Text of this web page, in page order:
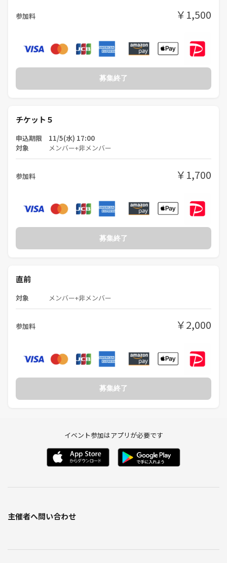
参加料 ￥1,500
募集終了
チケット５
申込期限 11/5(水) 17:00
対象
メンバー+非メンバー
参加料 ￥1,700
募集終了
直前
対象 メンバー+非メンバー
参加料 ￥2,000
募集終了
イベント参加はアプリが必要です
主催者へ問い合わせ